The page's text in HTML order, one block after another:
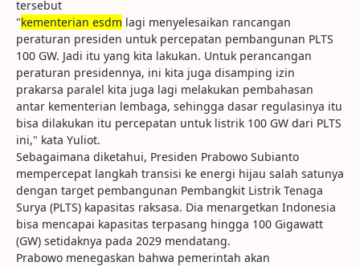
tersebut
"kementerian esdm lagi menyelesaikan rancangan
peraturan presiden untuk percepatan pembangunan PLTS
100 GW. Jadi itu yang kita lakukan. Untuk perancangan
peraturan presidennya, ini kita juga disamping izin
prakarsa paralel kita juga lagi melakukan pembahasan
antar kementerian lembaga, sehingga dasar regulasinya itu
bisa dilakukan itu percepatan untuk listrik 100 GW dari PLTS
ini," kata Yuliot.
Sebagaimana diketahui, Presiden Prabowo Subianto
mempercepat langkah transisi ke energi hijau salah satunya
dengan target pembangunan Pembangkit Listrik Tenaga
Surya (PLTS) kapasitas raksasa. Dia menargetkan Indonesia
bisa mencapai kapasitas terpasang hingga 100 Gigawatt
(GW) setidaknya pada 2029 mendatang.
Prabowo menegaskan bahwa pemerintah akan